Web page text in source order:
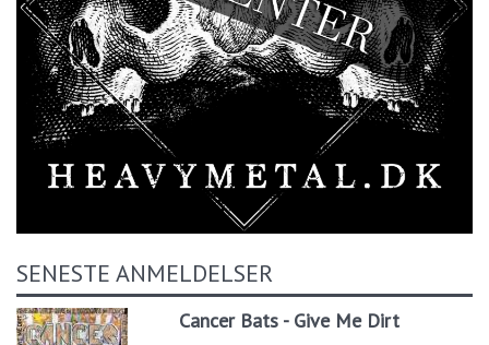
SENESTE ANMELDELSER
Cancer Bats - Give Me Dirt